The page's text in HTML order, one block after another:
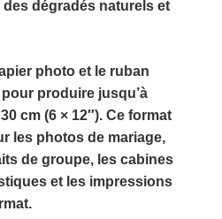
dégradés naturels et
photo et le ruban
produire jusqu’à
cm (6 × 12″). Ce format
les photos de mariage,
de groupe, les cabines
et les impressions